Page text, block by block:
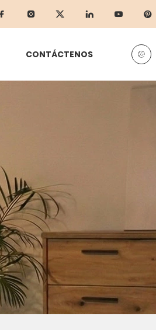
CONTÁCTENOS